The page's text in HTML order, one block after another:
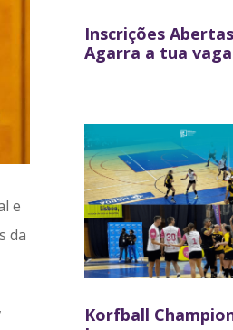
e
da
Inscrições
Agarra a tua
Korfball